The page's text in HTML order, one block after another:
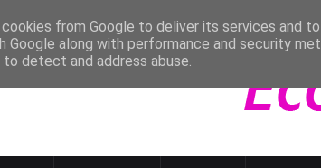
from Google to deliver its services and
Google along with performance and security
detect and address abuse.